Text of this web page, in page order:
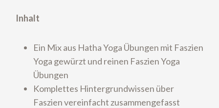
Inhalt
Ein Mix aus Hatha Yoga Übungen mit Faszien
Yoga gewürzt und reinen Faszien Yoga
Übungen
Komplettes Hintergrundwissen über
Faszien vereinfacht zusammengefasst